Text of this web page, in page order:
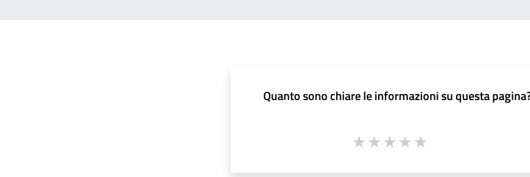
Quanto sono chiare le informazioni su questa